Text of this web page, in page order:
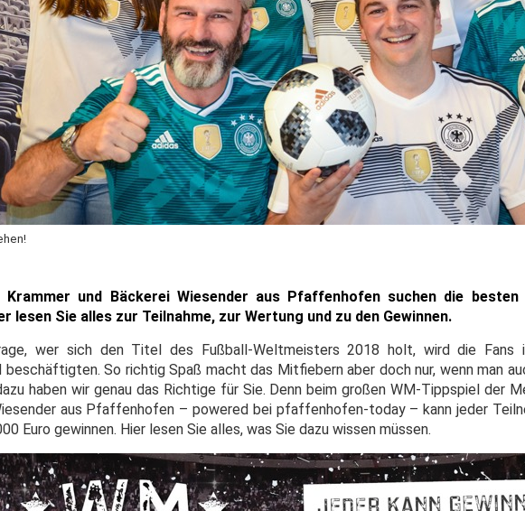
Krammer und Bäckerei Wiesender aus Pfaffenhofen suchen die besten
lesen Sie alles zur Teilnahme, zur Wertung und zu den Gewinnen.
wer sich den Titel des Fußball-Weltmeisters 2018 holt, wird die Fans
beschäftigten. So richtig Spaß macht das Mitfiebern aber doch nur, wenn man
haben wir genau das Richtige für Sie. Denn beim großen WM-Tippspiel der
aus Pfaffenhofen – powered bei pfaffenhofen-today – kann jeder
Euro gewinnen. Hier lesen Sie alles, was Sie dazu wissen müssen.